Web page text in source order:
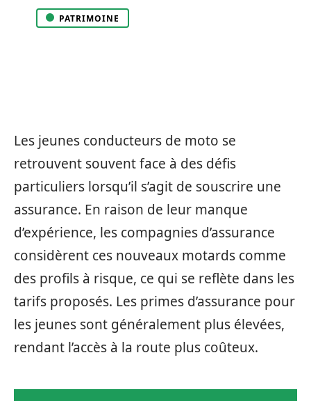
PATRIMOINE
Les jeunes conducteurs de moto se
retrouvent souvent face à des défis
particuliers lorsqu’il s’agit de souscrire une
assurance. En raison de leur manque
d’expérience, les compagnies d’assurance
considèrent ces nouveaux motards comme
des profils à risque, ce qui se reflète dans les
tarifs proposés. Les primes d’assurance pour
les jeunes sont généralement plus élevées,
rendant l’accès à la route plus coûteux.